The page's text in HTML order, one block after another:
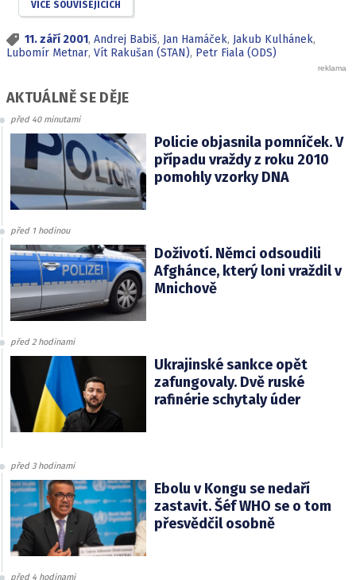
VÍCE SOUVISEJÍCÍCH
11. září 2001, Andrej Babiš, Jan Hamáček, Jakub Kulhánek,
Lubomír Metnar, Vít Rakušan (STAN), Petr Fiala (ODS)
AKTUÁLNĚ SE DĚJE
před 40 minutami
Policie objasnila pomníček. V
případu vraždy z roku 2010
pomohly vzorky DNA
před 1 hodinou
Doživotí. Němci odsoudili
Afghánce, který loni vraždil v
Mnichově
před 2 hodinami
Ukrajinské sankce opět
zafungovaly. Dvě ruské
rafinérie schytaly úder
před 3 hodinami
Ebolu v Kongu se nedaří
zastavit. Šéf WHO se o tom
přesvědčil osobně
před 4 hodinami